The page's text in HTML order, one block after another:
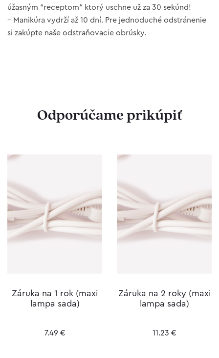
úžasným “receptom” ktorý uschne už za 30 sekúnd!
– Manikúra vydrží až 10 dní. Pre jednoduché odstránenie
si zakúpte naše odstraňovacie obrúsky.
Odporúčame prikúpiť
Záruka na 1 rok (maxi
lampa sada)
7.49 €
Záruka na 2 roky (maxi
lampa sada)
11.23 €